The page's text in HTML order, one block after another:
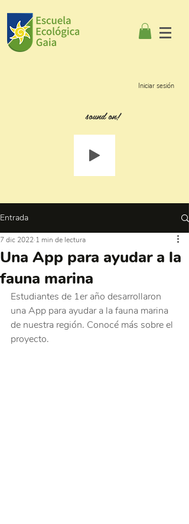
Iniciar sesión
sound on!
Entrada
Una App para ayudar a la
fauna marina
7 dic 2022 1 min de lectura
Estudiantes de 1er año desarrollaron
una App para ayudar a la fauna marina
de nuestra región. Conocé más sobre el
proyecto.